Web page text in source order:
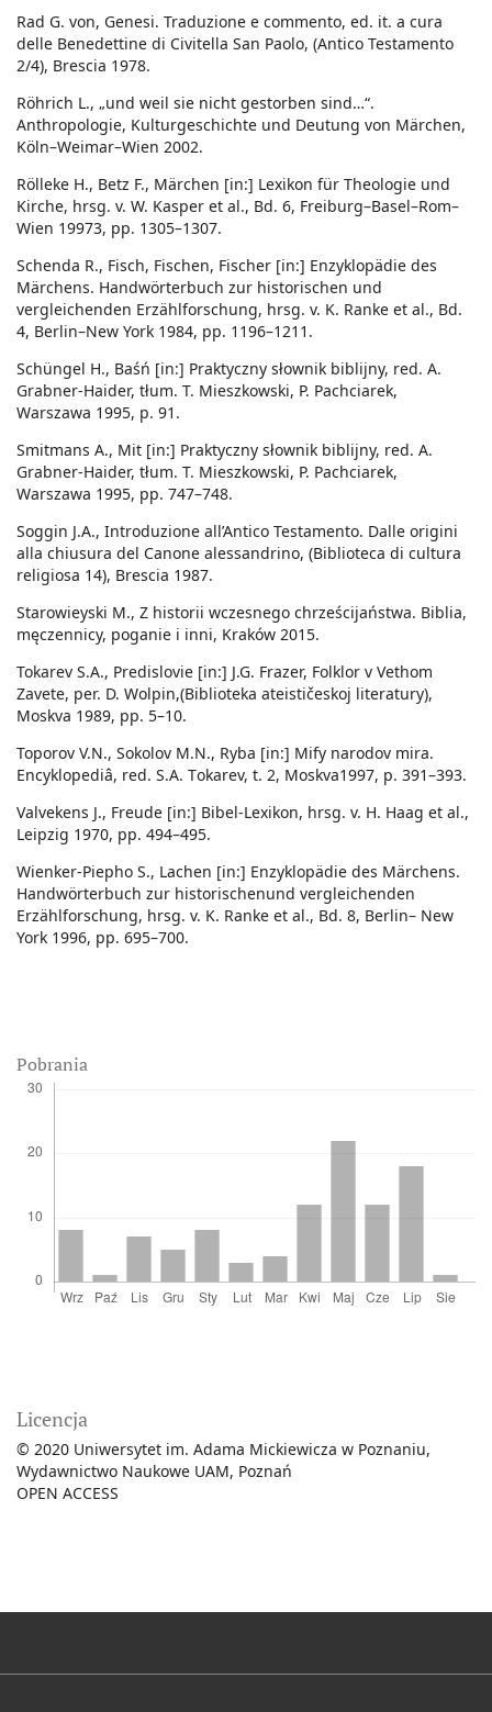
Pobrania
Rad G. von, Genesi. Traduzione e commento, ed. it. a cura
delle Benedettine di Civitella San Paolo, (Antico Testamento
2/4), Brescia 1978.
Röhrich L., „und weil sie nicht gestorben sind…“.
Anthropologie, Kulturgeschichte und Deutung von Märchen,
Köln–Weimar–Wien 2002.
Rölleke H., Betz F., Märchen [in:] Lexikon für Theologie und
Kirche, hrsg. v. W. Kasper et al., Bd. 6, Freiburg–Basel–Rom–
Wien 19973, pp. 1305–1307.
Schenda R., Fisch, Fischen, Fischer [in:] Enzyklopädie des
Märchens. Handwörterbuch zur historischen und
vergleichenden Erzählforschung, hrsg. v. K. Ranke et al., Bd.
4, Berlin–New York 1984, pp. 1196–1211.
Schüngel H., Baśń [in:] Praktyczny słownik biblijny, red. A.
Grabner-Haider, tłum. T. Mieszkowski, P. Pachciarek,
Warszawa 1995, p. 91.
Smitmans A., Mit [in:] Praktyczny słownik biblijny, red. A.
Grabner-Haider, tłum. T. Mieszkowski, P. Pachciarek,
Warszawa 1995, pp. 747–748.
Soggin J.A., Introduzione all’Antico Testamento. Dalle origini
alla chiusura del Canone alessandrino, (Biblioteca di cultura
religiosa 14), Brescia 1987.
Starowieyski M., Z historii wczesnego chrześcijaństwa. Biblia,
męczennicy, poganie i inni, Kraków 2015.
Tokarev S.A., Predislovie [in:] J.G. Frazer, Folklor v Vethom
Zavete, per. D. Wolpin,(Biblioteka ateističeskoj literatury),
Moskva 1989, pp. 5–10.
Toporov V.N., Sokolov М.N., Ryba [in:] Mify narodov mira.
Encyklopediâ, red. S.А. Тokarev, t. 2, Moskva1997, p. 391–393.
Valvekens J., Freude [in:] Bibel-Lexikon, hrsg. v. H. Haag et al.,
Leipzig 1970, pp. 494–495.
Wienker-Piepho S., Lachen [in:] Enzyklopädie des Märchens.
Handwörterbuch zur historischenund vergleichenden
Erzählforschung, hrsg. v. K. Ranke et al., Bd. 8, Berlin– New
York 1996, pp. 695–700.
Licencja
© 2020 Uniwersytet im. Adama Mickiewicza w Poznaniu,
Wydawnictwo Naukowe UAM, Poznań
OPEN ACCESS